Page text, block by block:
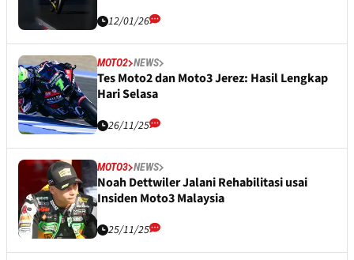
12/01/26
MOTO2 NEWS
Tes Moto2 dan Moto3 Jerez: Hasil Lengkap
Hari Selasa
26/11/25
MOTO3 NEWS
Noah Dettwiler Jalani Rehabilitasi usai
Insiden Moto3 Malaysia
25/11/25